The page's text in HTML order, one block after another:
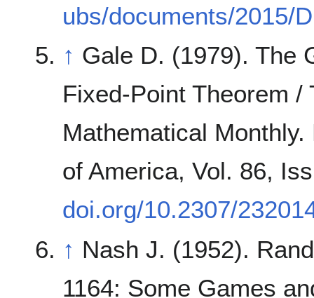
ubs/documents/2015/
↑ Gale D. (1979). The
Fixed-Point Theorem /
Mathematical
of America, Vol. 86,
doi.org/10.2307/
↑ Nash J. (1952).
1164: Some Games